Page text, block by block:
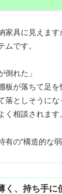
家具に見えま
ムです。
倒れた」
板が落ちて足を
落としそうにな
く相談されます
の“構造的な弱
く、持ち手に